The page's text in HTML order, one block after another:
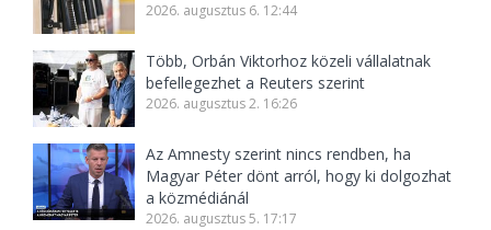
2026. augusztus 6. 12:44
Több, Orbán Viktorhoz közeli vállalatnak
befellegezhet a Reuters szerint
2026. augusztus 2. 16:26
Az Amnesty szerint nincs rendben, ha
Magyar Péter dönt arról, hogy ki dolgozhat
a közmédiánál
2026. augusztus 5. 17:17